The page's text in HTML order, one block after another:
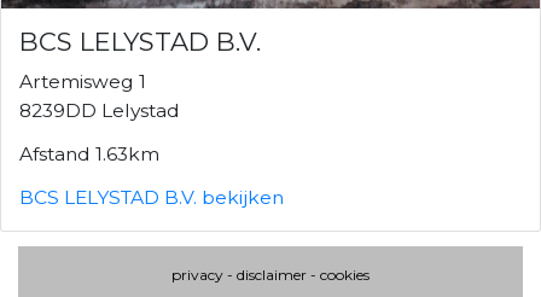
BCS LELYSTAD B.V.
Artemisweg 1
8239DD Lelystad
Afstand 1.63km
BCS LELYSTAD B.V. bekijken
privacy - disclaimer - cookies